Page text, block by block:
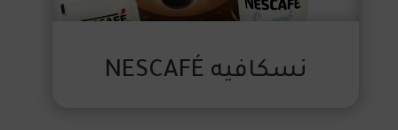
نسكافيه NESCAFÉ